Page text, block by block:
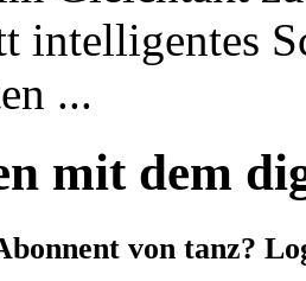
intelligentes
...
mit dem
von tanz?